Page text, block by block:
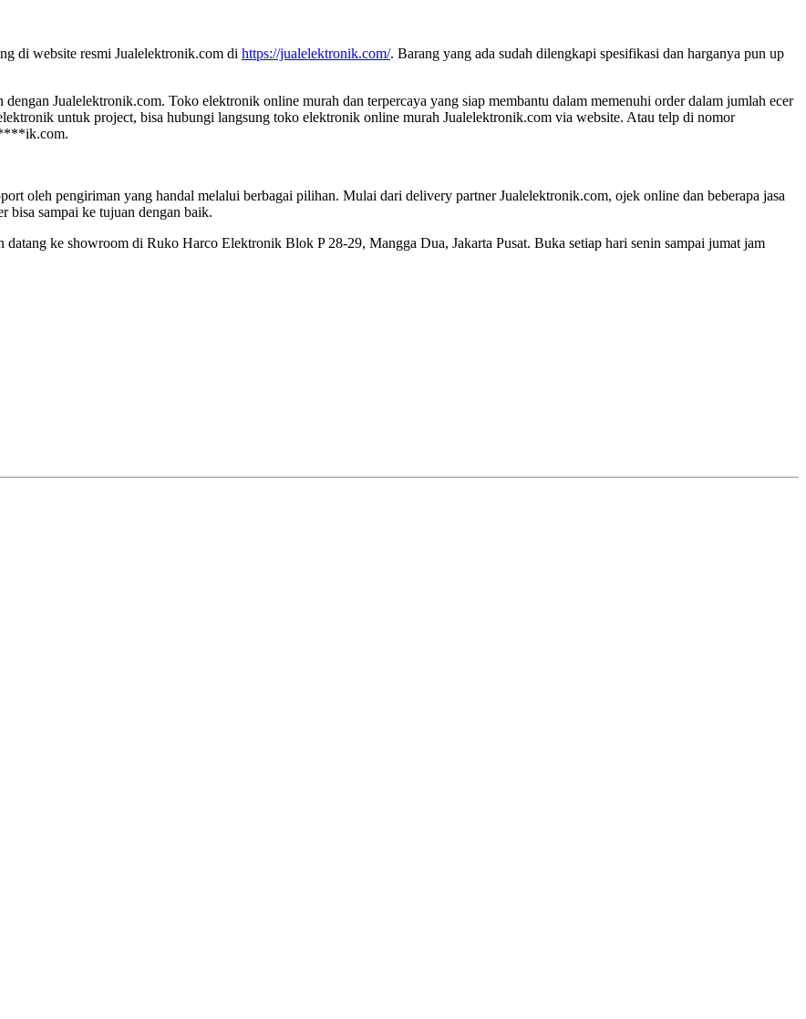
di website resmi Jualelektronik.com di https://jualelektronik.com/. Barang yang ada sudah dilengkapi spesifikasi dan harganya pun up
Jualelektronik.com. Toko elektronik online murah dan terpercaya yang siap membantu dalam memenuhi order dalam jumlah ecer
untuk project, bisa hubungi langsung toko elektronik online murah Jualelektronik.com via website. Atau telp di nomor
ik.com.
oleh pengiriman yang handal melalui berbagai pilihan. Mulai dari delivery partner Jualelektronik.com, ojek online dan beberapa jasa
bisa sampai ke tujuan dengan baik.
ke showroom di Ruko Harco Elektronik Blok P 28-29, Mangga Dua, Jakarta Pusat. Buka setiap hari senin sampai jumat jam